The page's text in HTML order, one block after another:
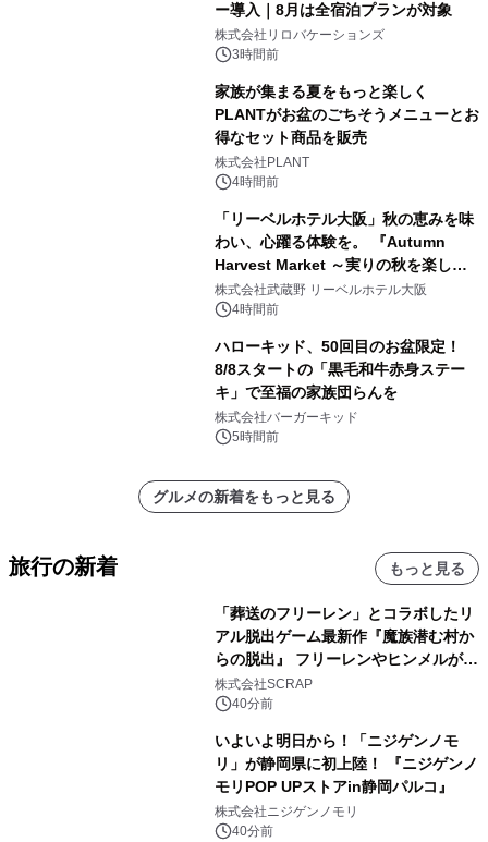
ー導入｜8月は全宿泊プランが対象
株式会社リロバケーションズ
3時間前
家族が集まる夏をもっと楽しく
PLANTがお盆のごちそうメニューとお
得なセット商品を販売
株式会社PLANT
4時間前
「リーベルホテル大阪」秋の恵みを味
わい、心躍る体験を。 『Autumn
Harvest Market ～実りの秋を楽しむ
ディナー&スイーツビュッフェ～』を9
月18日より開催！
株式会社武蔵野 リーベルホテル大阪
4時間前
ハローキッド、50回目のお盆限定！
8/8スタートの「黒毛和牛赤身ステー
キ」で至福の家族団らんを
株式会社バーガーキッド
5時間前
グルメの新着をもっと見る
旅行の新着 もっと見る
「葬送のフリーレン」とコラボしたリ
アル脱出ゲーム最新作『魔族潜む村か
らの脱出』 フリーレンやヒンメルが武
器を手に魔族を見据える描き下ろしメ
インビジュアル公開
株式会社SCRAP
40分前
いよいよ明日から！「ニジゲンノモ
リ」が静岡県に初上陸！ 『ニジゲンノ
モリPOP UPストアin静岡パルコ』
株式会社ニジゲンノモリ
40分前